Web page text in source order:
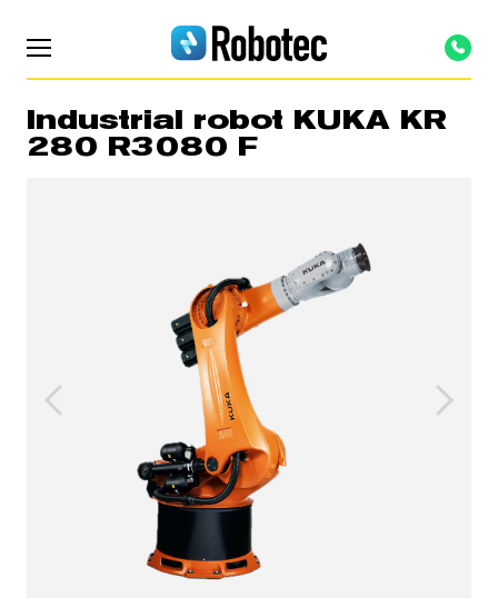
Industrial robot KUKA KR
280 R3080 F